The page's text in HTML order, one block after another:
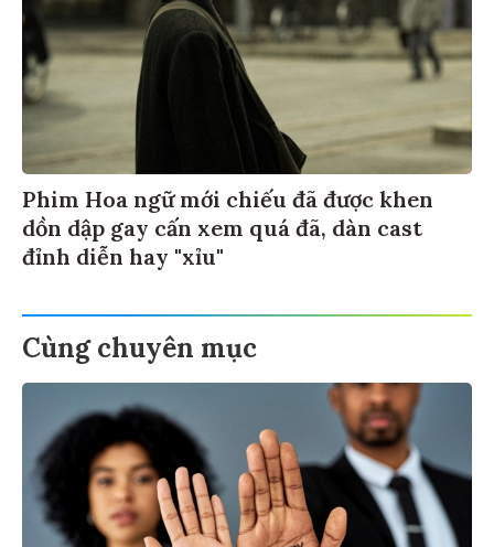
Phim Hoa ngữ mới chiếu đã được khen
dồn dập gay cấn xem quá đã, dàn cast
đỉnh diễn hay "xỉu"
Cùng chuyên mục